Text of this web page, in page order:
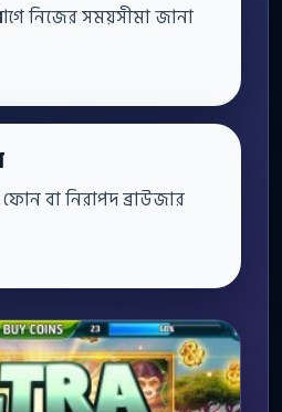
নিজের সময়সীমা জানা
বা নিরাপদ ব্রাউজার